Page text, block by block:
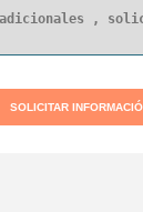
SOLICITAR